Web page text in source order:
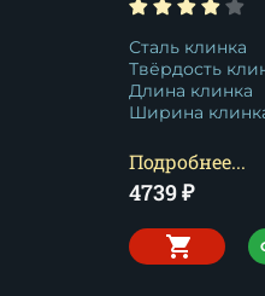
Сталь клинка
Твёрдость
Длина клинка
Ширина
Подробнее...
4739₽